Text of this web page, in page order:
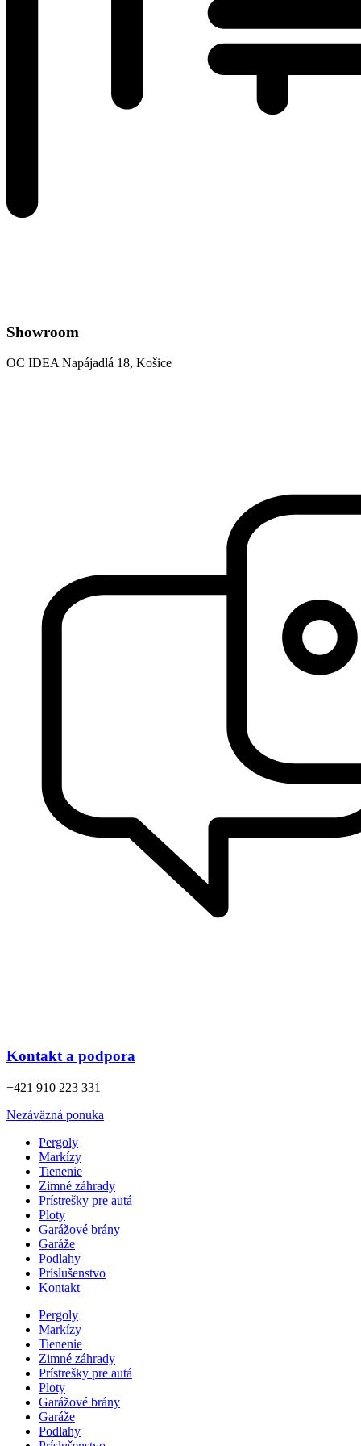
Showroom
OC IDEA Napájadlá 18, Košice
Kontakt a podpora
+421 910 223 331
Nezáväzná ponuka
Pergoly
Markízy
Tienenie
Zimné záhrady
Prístrešky pre autá
Ploty
Garážové brány
Garáže
Podlahy
Príslušenstvo
Kontakt
Pergoly
Markízy
Tienenie
Zimné záhrady
Prístrešky pre autá
Ploty
Garážové brány
Garáže
Podlahy